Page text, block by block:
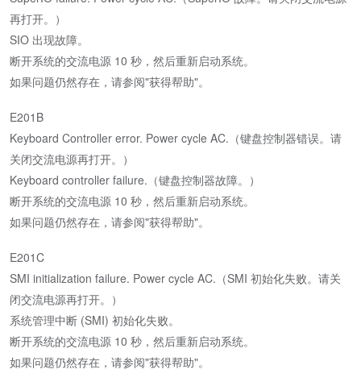
再打开。）
SIO 出现故障。
断开系统的交流电源 10 秒，然后重新启动系统。
如果问题仍然存在，请参阅"获得帮助"。
E201B
Keyboard Controller error. Power cycle AC.（键盘控制器错误。请
关闭交流电源再打开。）
Keyboard controller failure.（键盘控制器故障。）
断开系统的交流电源 10 秒，然后重新启动系统。
如果问题仍然存在，请参阅"获得帮助"。
E201C
SMI initialization failure. Power cycle AC.（SMI 初始化失败。请关
闭交流电源再打开。）
系统管理中断 (SMI) 初始化失败。
断开系统的交流电源 10 秒，然后重新启动系统。
如果问题仍然存在，请参阅"获得帮助"。